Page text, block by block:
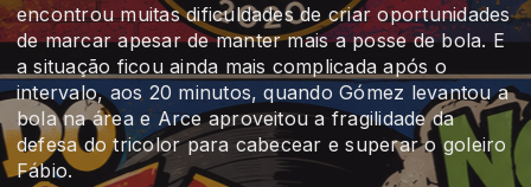
encontrou muitas dificuldades de criar oportunidades
de marcar apesar de manter mais a posse de bola. E
a situação ficou ainda mais complicada após o
intervalo, aos 20 minutos, quando Gómez levantou a
bola na área e Arce aproveitou a fragilidade da
defesa do tricolor para cabecear e superar o goleiro
Fábio.